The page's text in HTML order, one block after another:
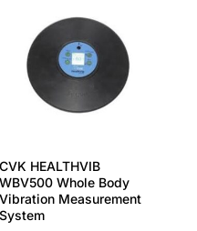
CVK HEALTHVIB
WBV500 Whole Body
Vibration Measurement
System